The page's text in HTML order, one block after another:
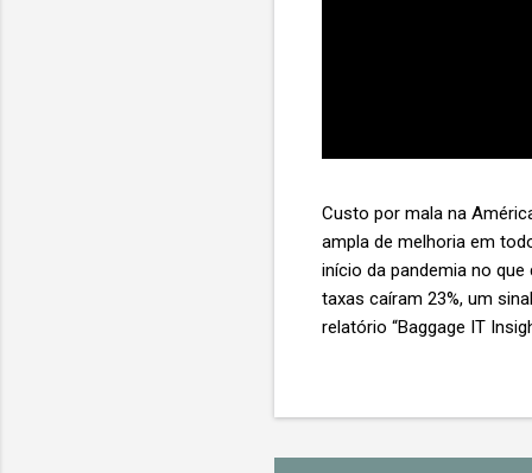
Custo por mala na
ampla de melhoria em
início da pandemia no
taxas caíram 23%, um
relatório “Baggage IT
lucro líquido médio de